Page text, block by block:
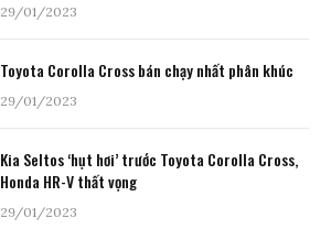
29/01/2023
Toyota Corolla Cross bán chạy nhất phân khúc
29/01/2023
Kia Seltos ‘hụt hơi’ trước Toyota Corolla Cross,
Honda HR-V thất vọng
29/01/2023